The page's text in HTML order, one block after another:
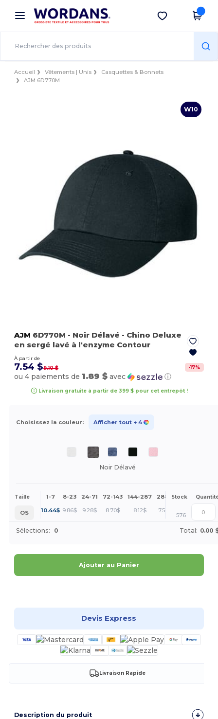
× Appli Wordans
Meilleurs prix sur l’app !
Obtenir l'appli
Accueil Vêtements | Unis
Casquettes & Bonnets
AJM 6D770M
W10
AJM 6D770M - Noir Délavé - Chino Deluxe
en sergé lavé à l'enzyme Contour
À partir de
7.54 $9.10 $ -17%
ou 4 paiements de 1.89 $ avec ⓘ
Livraison gratuite à partir de 399 $ pour cet entrepôt !
Choisissez la couleur: Afficher tout + 4
Noir Délavé
Taille 1-7 8-23 24-71 72-143 144-287 288 + Plus
Stock
OS 10.44$ 9.86$ 9.28$ 8.70$ 8.12$ 7.54 +
576
Sélections: 0 Total: 0.00
Ajouter au Panier
Devis Express
Livraison Rapide
Description du produit